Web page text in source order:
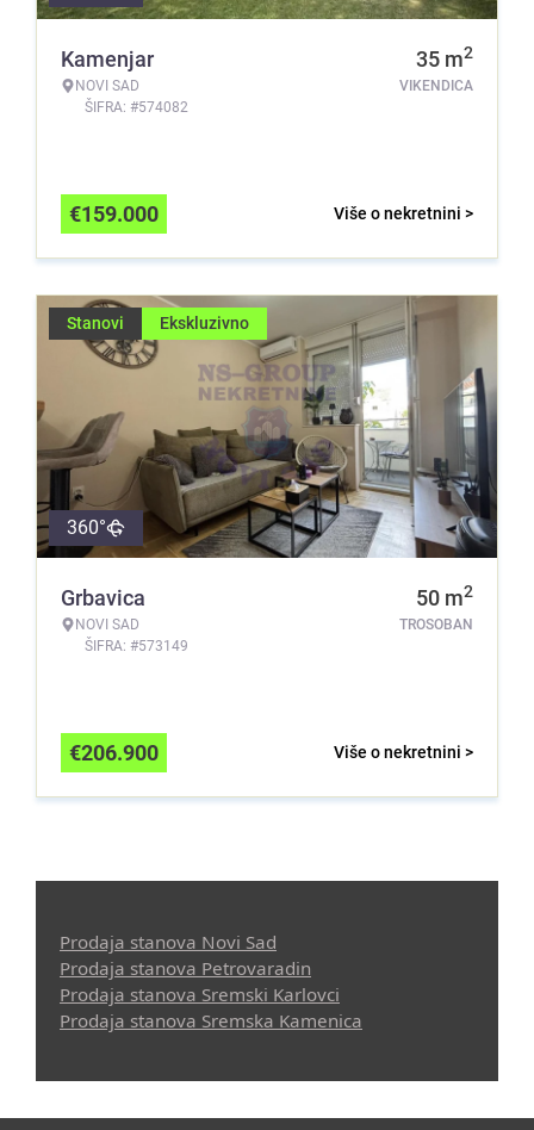
Kamenjar
NOVI SAD
ŠIFRA: #574082
35 m2
VIKENDICA
Više o nekretnini >
€159.000
Stanovi Ekskluzivno
360°
Grbavica
NOVI SAD
ŠIFRA: #573149
50 m2
TROSOBAN
Više o nekretnini >
€206.900
Prodaja stanova Novi Sad
Prodaja stanova Petrovaradin
Prodaja stanova Sremski Karlovci
Prodaja stanova Sremska Kamenica